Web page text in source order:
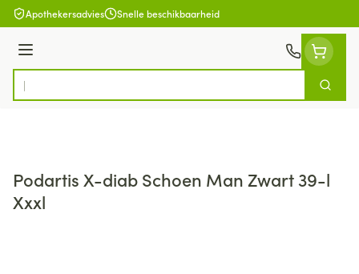
Ga naar de inhoud
Apothekersadvies Snelle beschikbaarheid
Menu
Product, merk, categorie...
Zoek
Podartis X-diab Schoen Man Zwart 39-l
Xxxl